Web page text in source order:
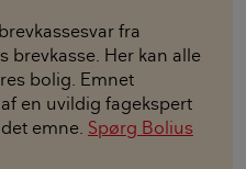
fra
brevkasse. Her kan alle
bolig. Emnet
en uvildig fagekspert
emne. Spørg Bolius